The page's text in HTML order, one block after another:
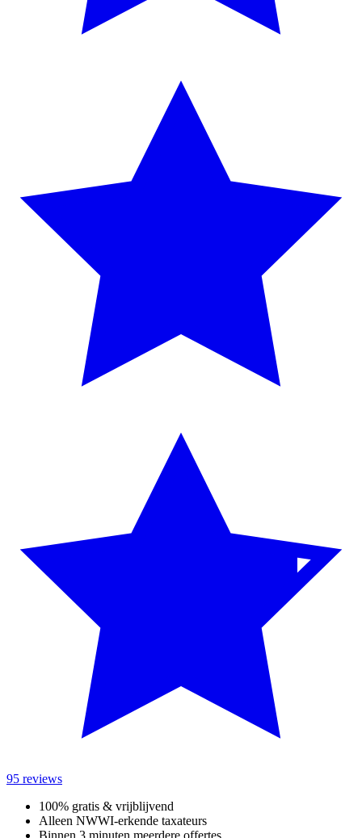
95 reviews
100% gratis & vrijblijvend
Alleen NWWI-erkende taxateurs
Binnen 3 minuten meerdere offertes